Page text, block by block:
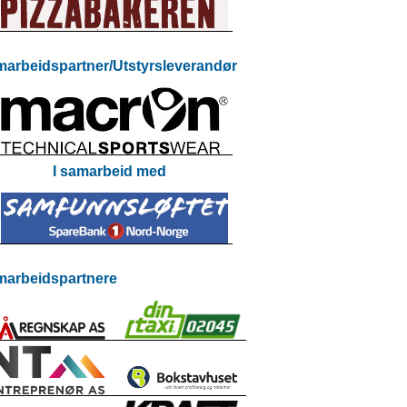
Utstyrsleverandør
I samarbeid med